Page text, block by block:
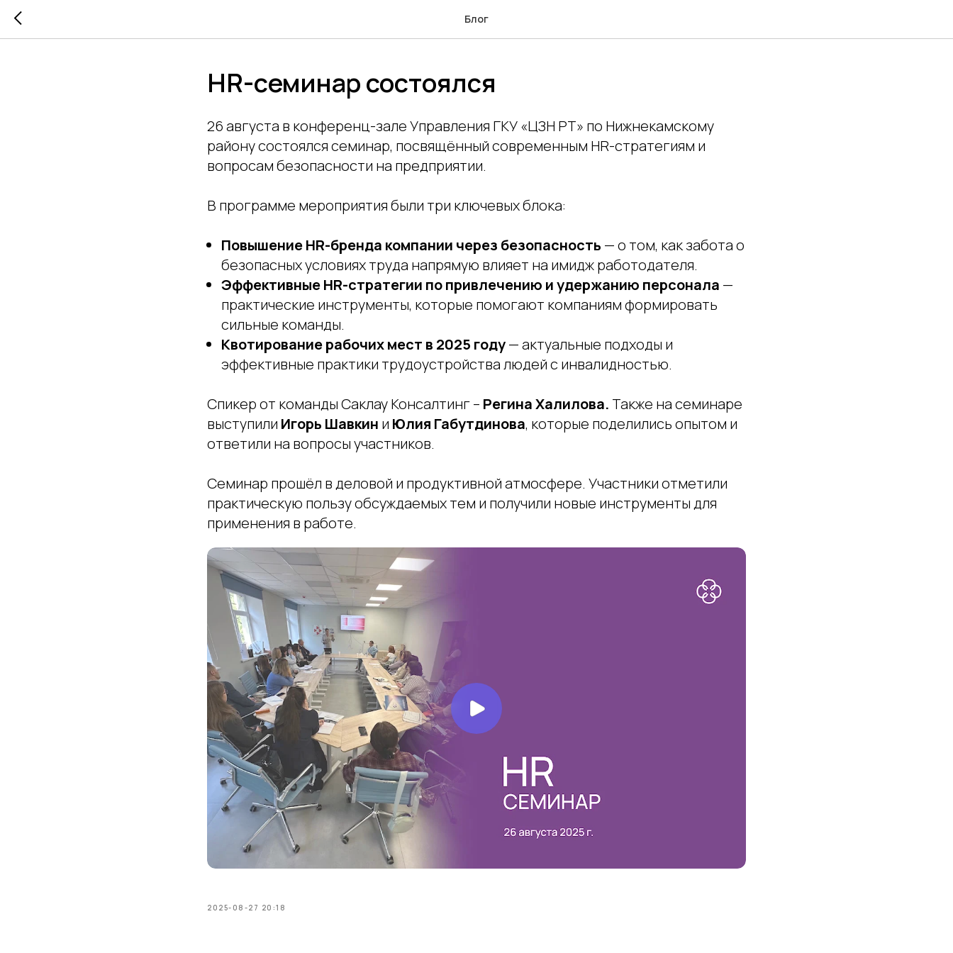
Блог
HR-семинар состоялся
26 августа в конференц-зале Управления ГКУ «ЦЗН РТ» по Нижнекамскому
району состоялся семинар, посвящённый современным HR-стратегиям и
вопросам безопасности на предприятии.
В программе мероприятия были три ключевых блока:
Повышение HR-бренда компании через безопасность — о том, как забота о
безопасных условиях труда напрямую влияет на имидж работодателя.
Эффективные HR-стратегии по привлечению и удержанию персонала —
практические инструменты, которые помогают компаниям формировать
сильные команды.
Квотирование рабочих мест в 2025 году— актуальные подходы и
эффективные практики трудоустройства людей с инвалидностью.
Спикер от команды Саклау Консалтинг – Регина Халилова. Также на семинаре
выступили Игорь Шавкин и Юлия Габутдинова, которые поделились опытом и
ответили на вопросы участников.
Семинар прошёл в деловой и продуктивной атмосфере. Участники отметили
практическую пользу обсуждаемых тем и получили новые инструменты для
применения в работе.
2025-08-27 20:18